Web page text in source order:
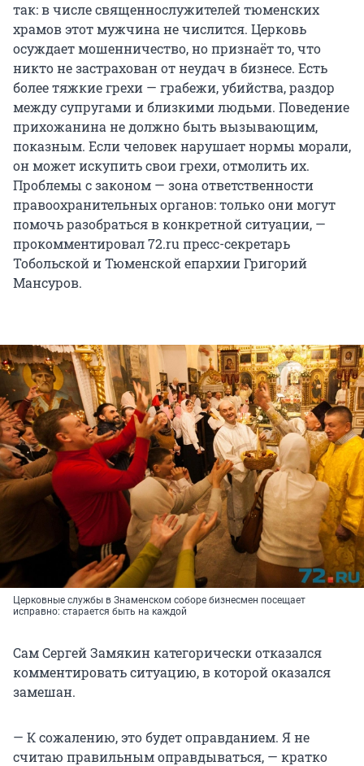
так: в числе священнослужителей тюменских
храмов этот мужчина не числится. Церковь
осуждает мошенничество, но признаёт то, что
никто не застрахован от неудач в бизнесе. Есть
более тяжкие грехи — грабежи, убийства, раздор
между супругами и близкими людьми. Поведение
прихожанина не должно быть вызывающим,
показным. Если человек нарушает нормы морали,
он может искупить свои грехи, отмолить их.
Проблемы с законом — зона ответственности
правоохранительных органов: только они могут
помочь разобраться в конкретной ситуации, —
прокомментировал 72.ru пресс-секретарь
Тобольской и Тюменской епархии Григорий
Мансуров.
Церковные службы в Знаменском соборе бизнесмен посещает
исправно: старается быть на каждой
Сам Сергей Замякин категорически отказался
комментировать ситуацию, в которой оказался
замешан.
— К сожалению, это будет оправданием. Я не
считаю правильным оправдываться, — кратко